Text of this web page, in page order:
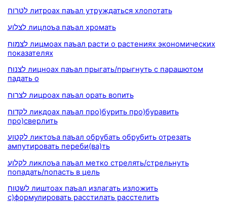
לטרוח литроах паъал утруждаться хлопотать
לצלוע лицлоъа паъал хромать
לצמוח лицмоах паъал расти о растениях экономических
показателях
לצנוח лицноах паъал прыгать/прыгнуть с парашютом
падать о
לצרוח лицроах паъал орать вопить
לקדוח ликдоах паъал про)бурить про)буравить
про)сверлить
לקטוע ликтоъа паъал обрубать обрубить отрезать
ампутировать переби(ва)ть
לקלוע ликлоъа паъал метко стрелять/стрельнуть
попадать/попасть в цель
לשטוח лиштоах паъал излагать изложить
с)формулировать расстилать расстелить